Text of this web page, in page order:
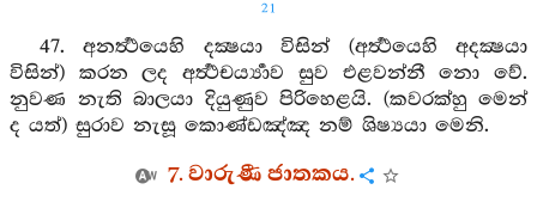
21
47. අනර්‍ත්‍ථයෙහි දක්‍ෂයා විසින් (අර්‍ත්‍ථයෙහි අදක්‍ෂයා
විසින්) කරන ලද අර්‍ත්‍ථචර්‍ය්‍යාව සුව එළවන්නී නො වේ.
නුවණ නැති බාලයා දියුණුව පිරිහෙළයි. (කවරක්හු මෙන්
ද යත්) සුරාව නැසූ කොණ්ඩඤ්ඤ නම් ශිෂ්‍යයා මෙනි.
7. වාරුණී ජාතකය.